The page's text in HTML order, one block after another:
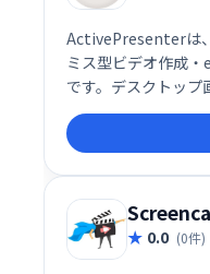
ActivePresenterは
ミス型ビデオ作成
です。デスクトップ
クティブなHTML5
提供します。オー
り、Mac/Windows
らゆるモバイルデバ
ラーニングコンテン
0.0 (0件)